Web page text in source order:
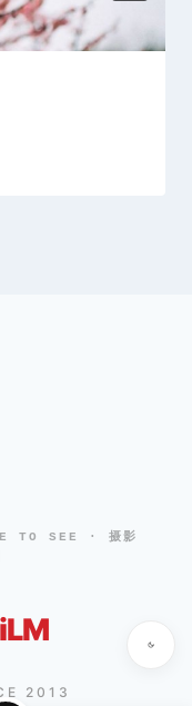
TO SEE · 摄影
2013